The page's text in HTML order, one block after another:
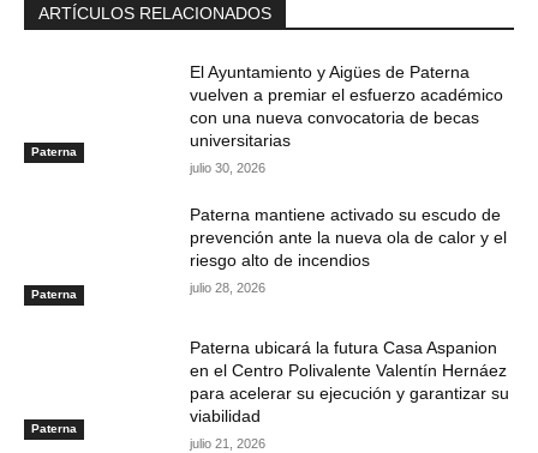
ARTÍCULOS RELACIONADOS
Paterna
El Ayuntamiento y Aigües de Paterna
vuelven a premiar el esfuerzo académico
con una nueva convocatoria de becas
universitarias
julio 30, 2026
Paterna
Paterna mantiene activado su escudo de
prevención ante la nueva ola de calor y el
riesgo alto de incendios
julio 28, 2026
Paterna
Paterna ubicará la futura Casa Aspanion
en el Centro Polivalente Valentín Hernáez
para acelerar su ejecución y garantizar su
viabilidad
julio 21, 2026